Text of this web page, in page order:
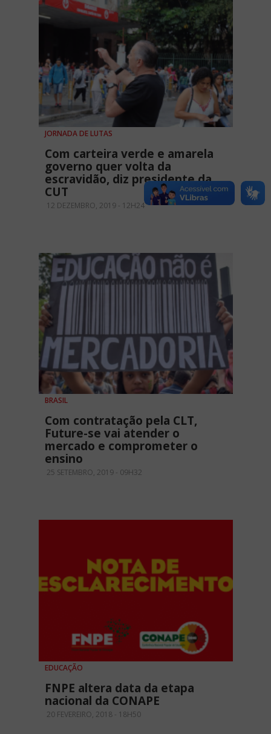
JORNADA DE LUTAS
Com carteira verde e amarela
governo quer volta da
escravidão, diz presidente da
CUT
12 DEZEMBRO, 2019 - 12H24
BRASIL
Com contratação pela CLT,
Future-se vai atender o
mercado e comprometer o
ensino
25 SETEMBRO, 2019 - 09H32
EDUCAÇÃO
FNPE altera data da etapa
nacional da CONAPE
20 FEVEREIRO, 2018 - 18H50